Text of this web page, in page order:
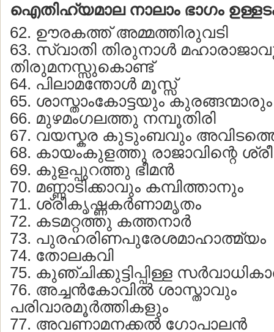
ഐതിഹ്യമാല നാലാം ഭാഗം
62. ഊരകത്ത് അമ്മത്തിരുവടി
63. സ്വാതി തിരുനാള്‍
തിരുമനസ്സുകൊണ്ട്
64. പിലാമന്തോള്‍ മൂസ്സ്
65. ശാസ്താംകോട്ടയും കുരങ്ങന്മാരും
66. മുഴമംഗലത്തു നമ്പൂതിരി
67. വയസ്കര കുടുംബവും
68. കായംകുളത്തു രാജാവിന്റെ
69. കുളപ്പുറത്തു ഭീമന്‍
70. മണ്ണാടിക്കാവും കമ്പിത്താനും
71. ശ്രീകൃഷ്ണകര്‍ണാമൃതം
72. കടമറ്റത്തു കത്തനാര്‍
73. പുരഹരിണപുരേശമാഹാത്മ്യം
74. തോലകവി
75. കുഞ്ചിക്കുട്ടിപ്പിള്ള
76. അച്ചന്‍കോവില്‍ ശാസ്താവും
പരിവാരമൂര്‍ത്തികളും
77. അവണാമനക്കല്‍ ഗോപാലന്‍